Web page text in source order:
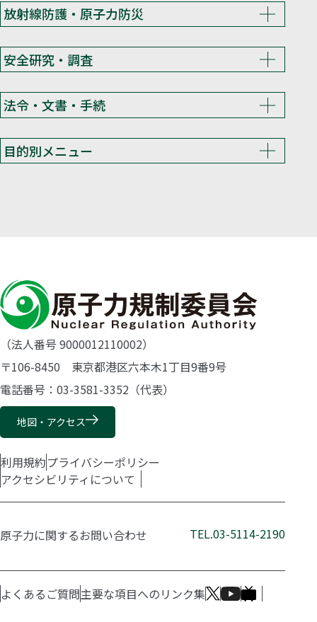
放射線防護・原子力防災
安全研究・調査
法令・文書・手続
目的別メニュー
（法人番号 9000012110002）
〒106-8450 東京都港区六本木1丁目9番9号
電話番号：03-3581-3352（代表）
地図・アクセス
利用規約プライバシーポリシー
アクセシビリティについて
原子力に関するお問い合わせ TEL.03-5114-2190
よくあるご質問主要な項目へのリンク集